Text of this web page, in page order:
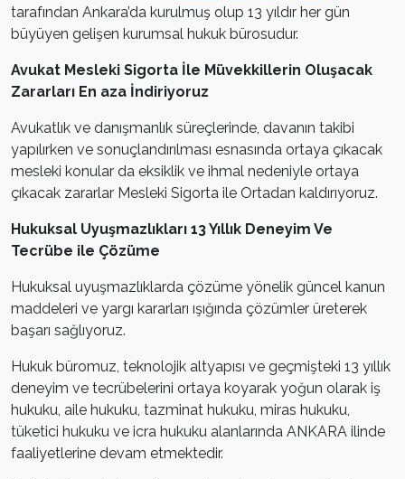
tarafından Ankara’da kurulmuş olup 13 yıldır her gün
büyüyen gelişen kurumsal hukuk bürosudur.
Avukat Mesleki Sigorta İle Müvekkillerin Oluşacak
Zararları En aza İndiriyoruz
Avukatlık ve danışmanlık süreçlerinde, davanın takibi
yapılırken ve sonuçlandırılması esnasında ortaya çıkacak
mesleki konular da eksiklik ve ihmal nedeniyle ortaya
çıkacak zararlar Mesleki Sigorta ile Ortadan kaldırıyoruz.
Hukuksal Uyuşmazlıkları 13 Yıllık Deneyim Ve
Tecrübe ile Çözüme
Hukuksal uyuşmazlıklarda çözüme yönelik güncel kanun
maddeleri ve yargı kararları ışığında çözümler üreterek
başarı sağlıyoruz.
Hukuk büromuz, teknolojik altyapısı ve geçmişteki 13 yıllık
deneyim ve tecrübelerini ortaya koyarak yoğun olarak iş
hukuku, aile hukuku, tazminat hukuku, miras hukuku,
tüketici hukuku ve icra hukuku alanlarında ANKARA ilinde
faaliyetlerine devam etmektedir.